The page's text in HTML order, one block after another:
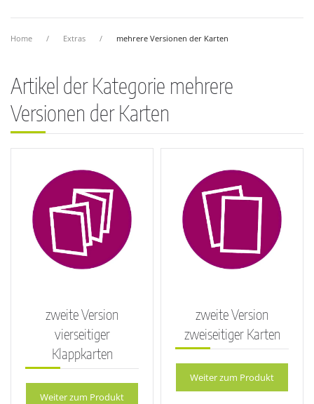
Home Extras mehrere Versionen der Karten
Artikel der Kategorie mehrere
Versionen der Karten
zweite Version
vierseitiger
Klappkarten
Weiter zum Produkt
zweite Version
zweiseitiger Karten
Weiter zum Produkt